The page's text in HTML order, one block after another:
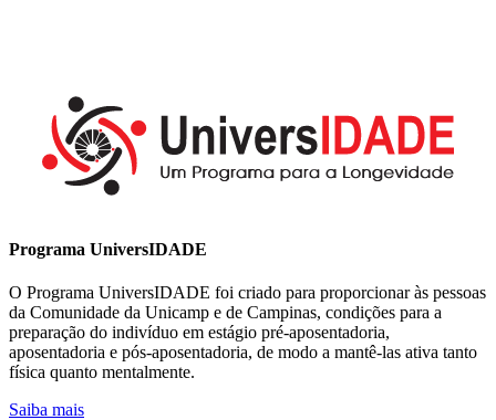
Programa UniversIDADE
O Programa UniversIDADE foi criado para proporcionar às pessoas
da Comunidade da Unicamp e de Campinas, condições para a
preparação do indivíduo em estágio pré-aposentadoria,
aposentadoria e pós-aposentadoria, de modo a mantê-las ativa tanto
física quanto mentalmente.
Saiba mais